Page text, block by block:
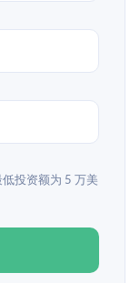
投资额为 5 万美